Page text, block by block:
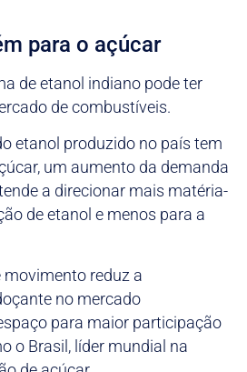
para o açúcar
de etanol indiano pode ter
de combustíveis.
etanol produzido no país tem
um aumento da demanda
a direcionar mais matéria-
de etanol e menos para a
reduz a
no mercado
para maior participação
o Brasil, líder mundial na